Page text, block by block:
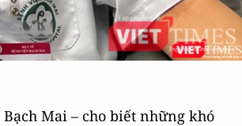
Bạch Mai – cho biết những khó